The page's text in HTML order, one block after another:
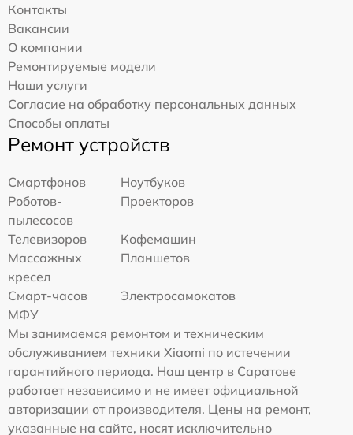
Контакты
Вакансии
О компании
Ремонтируемые модели
Наши услуги
Согласие на обработку персональных данных
Способы оплаты
Ремонт устройств
Смартфонов
Ноутбуков
Роботов-
пылесосов
Проекторов
Телевизоров
Кофемашин
Массажных
кресел
Планшетов
Смарт-часов
Электросамокатов
МФУ
Мы занимаемся ремонтом и техническим
обслуживанием техники Xiaomi по истечении
гарантийного периода. Наш центр в Саратове
работает независимо и не имеет официальной
авторизации от производителя. Цены на ремонт,
указанные на сайте, носят исключительно